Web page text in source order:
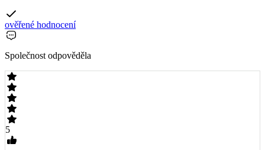
ověřené hodnocení
Společnost odpověděla
5